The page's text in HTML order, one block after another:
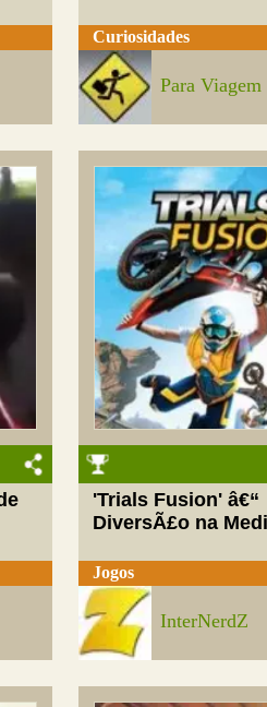
Curiosidades
Para Viagem
'Trials Fusion' â€“
DiversÃ£o na
Jogos
InterNerdZ